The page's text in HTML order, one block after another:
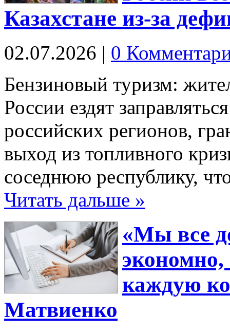
Казахстане из-за
02.07.2026 | 0
Бензиновый туризм:
России ездят
российских регионов,
выход из топливного
соседнюю республику,
Читать дальше »
«Мы все
каждую
Матвиенко